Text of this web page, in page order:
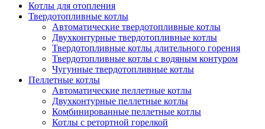
Котлы для отопления
Твердотопливные котлы
Автоматические твердотопливные котлы
Двухконтурные твердотопливные котлы
Твердотопливные котлы длительного горения
Твердотопливные котлы с водяным контуром
Чугунные твердотопливные котлы
Пеллетные котлы
Автоматические пеллетные котлы
Двухконтурные пеллетные котлы
Комбинированные пеллетные котлы
Котлы с ретортной горелкой